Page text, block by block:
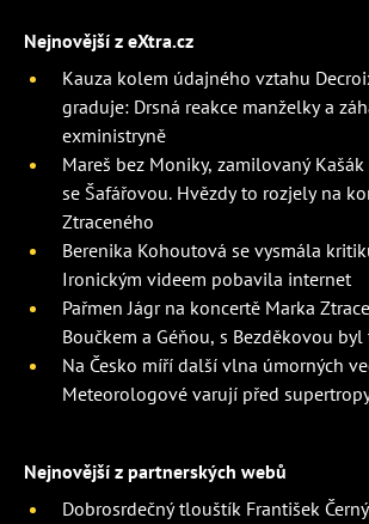
Nejnovější z eXtra.cz
Kauza kolem údajného vztahu
graduje: Drsná reakce manželky a
exministryně
Mareš bez Moniky, zamilovaný
se Šafářovou. Hvězdy to rozjely na
Ztraceného
Berenika Kohoutová se vysmála
Ironickým videem pobavila internet
Pařmen Jágr na koncertě Marka
Boučkem a Géňou, s Bezděkovou
Na Česko míří další vlna úmorných
Meteorologové varují před
Nejnovější z partnerských webů
Dobrosrdečný tlouštík František